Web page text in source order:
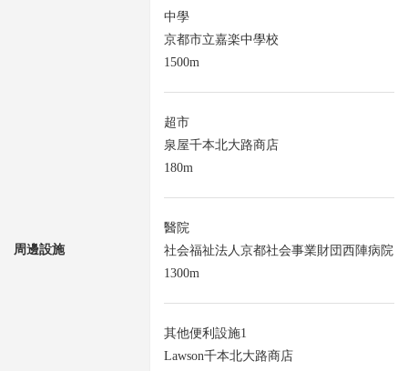
周邊設施
中學
京都市立嘉楽中學校
1500m
超市
泉屋千本北大路商店
180m
醫院
社会福祉法人京都社会事業財団西陣病院
1300m
其他便利設施1
Lawson千本北大路商店